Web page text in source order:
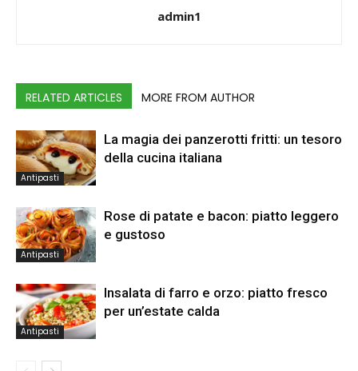
admin1
RELATED ARTICLES MORE FROM AUTHOR
Antipasti
La magia dei panzerotti fritti: un tesoro
della cucina italiana
Antipasti
Rose di patate e bacon: piatto leggero
e gustoso
Antipasti
Insalata di farro e orzo: piatto fresco
per un’estate calda